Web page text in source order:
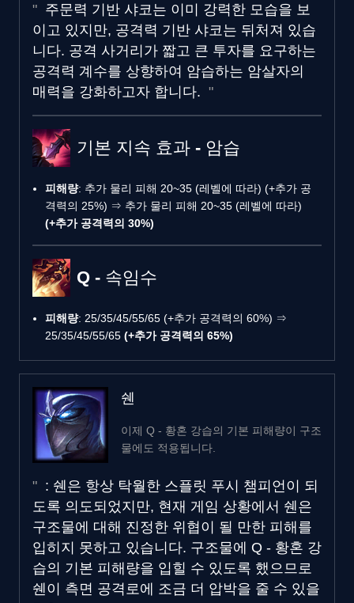
주문력 기반 샤코는 이미 강력한 모습을 보
이고 있지만, 공격력 기반 샤코는 뒤처져 있습
니다. 공격 사거리가 짧고 큰 투자를 요구하는
공격력 계수를 상향하여 암습하는 암살자의
매력을 강화하고자 합니다.
기본 지속 효과 - 암습
피해량: 추가 물리 피해 20~35 (레벨에 따라) (+추가 공
격력의 25%) ⇒ 추가 물리 피해 20~35 (레벨에 따라)
(+추가 공격력의 30%)
Q - 속임수
피해량: 25/35/45/55/65 (+추가 공격력의 60%) ⇒
25/35/45/55/65 (+추가 공격력의 65%)
쉔
이제 Q - 황혼 강습의 기본 피해량이 구조
물에도 적용됩니다.
: 쉔은 항상 탁월한 스플릿 푸시 챔피언이 되
도록 의도되었지만, 현재 게임 상황에서 쉔은
구조물에 대해 진정한 위협이 될 만한 피해를
입히지 못하고 있습니다. 구조물에 Q - 황혼 강
습의 기본 피해량을 입힐 수 있도록 했으므로
쉔이 측면 공격로에 조금 더 압박을 줄 수 있을